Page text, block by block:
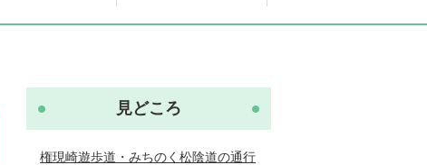
見どころ
権現崎遊歩道・みちのく松陰道の通行